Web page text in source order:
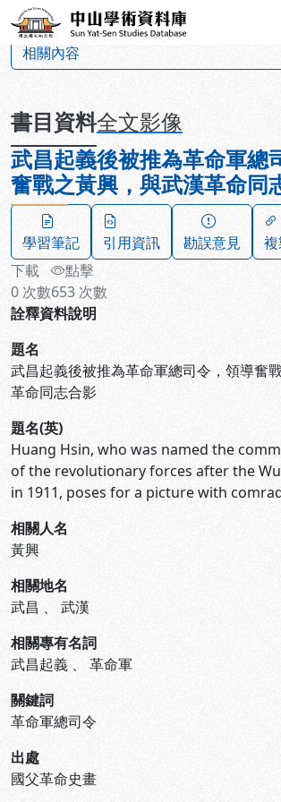
跳到主要內容
中山學術資料庫
相關內容
書目資料全文影像
武昌起義後被推為革命軍總
奮戰之黃興，與武漢革命同
學習筆記 引用資訊 勘誤意見
下載
0 次數
點擊
653 次數
詮釋資料說明
題名
武昌起義後被推為革命軍總司令，領導奮
革命同志合影
題名(英)
Huang Hsin, who was named the
of the revolutionary forces after the
in 1911, poses for a picture with
相關人名
黃興
相關地名
武昌 、 武漢
相關專有名詞
武昌起義 、 革命軍
關鍵詞
革命軍總司令
出處
國父革命史畫